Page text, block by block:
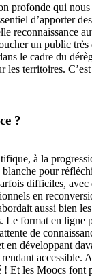
profonde qui
d’apporter
reconnaissance
un public
le cadre du
les territoires.
?
à la
pour
difficiles,
en
aussi bien
format en ligne
de
développant
accessible.
Et les Moocs